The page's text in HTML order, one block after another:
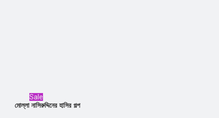
Sale
মোল্লা নাসিরুদ্দিনের হাসির গল্প